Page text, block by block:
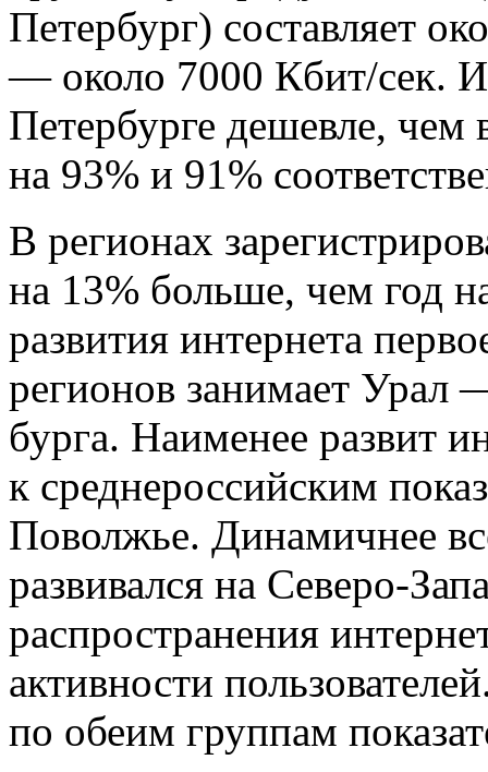
Петербург) составляет
— около 7000 Кбит/сек.
Петербурге дешевле, чем
на 93% и 91%
В регионах
на 13% больше, чем год
развития интернета
регионов занимает Урал
бурга. Наименее развит
к среднерос­сийским
Поволжье. Динамичнее
развивался на Северо-
распространения
активности
по обеим группам